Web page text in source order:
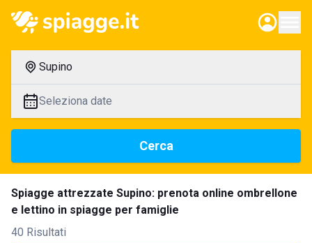
Supino
Seleziona date
Cerca
Spiagge attrezzate Supino: prenota online ombrellone
e lettino in spiagge per famiglie
40 Risultati